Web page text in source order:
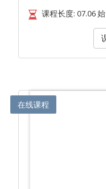
课程长度: 07.06
在线课程